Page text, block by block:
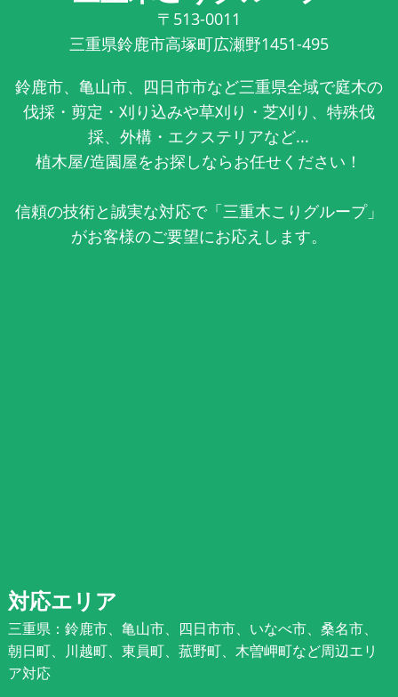
〒513-0011
三重県鈴鹿市高塚町広瀬野1451-495
鈴鹿市、亀山市、四日市市など三重県全域で庭木の
伐採・剪定・刈り込みや草刈り・芝刈り、特殊伐
採、外構・エクステリアなど...
植木屋/造園屋をお探しならお任せください！
信頼の技術と誠実な対応で「三重木こりグループ」
がお客様のご要望にお応えします。
対応エリア
三重県：鈴鹿市、亀山市、四日市市、いなべ市、桑名市、
朝日町、川越町、東員町、菰野町、木曽岬町など周辺エリ
ア対応